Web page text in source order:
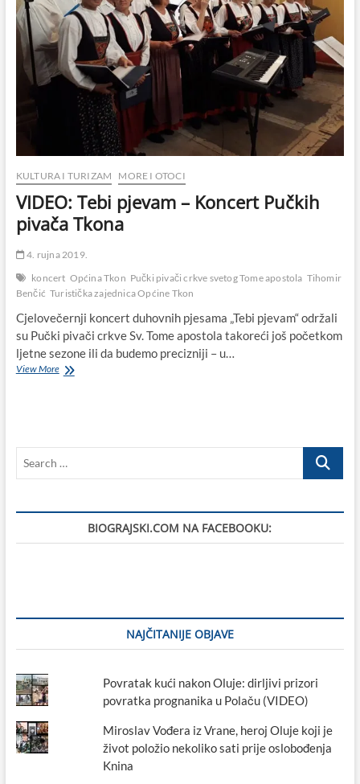
branile
boje
Hrvatske
na
Europskom
mažoret
prvenstvu
Francuskoj
izvrsno
se
plasirale
KULTURA I TURIZAM MORE I OTOCI
VIDEO: Tebi pjevam – Koncert Pučkih
pivača Tkona
4. rujna 2019.
koncert Općina Tkon Pučki pivači crkve svetog Tome apostola Tihomir
Benčić Turistička zajednica Općine Tkon
Cjelovečernji koncert duhovnih pjesama „Tebi pjevam“ održali
su Pučki pivači crkve Sv. Tome apostola takoreći još početkom
ljetne sezone ili da budemo precizniji – u…
View MoreVIDEO:
Tkona
Search
BIOGRAJSKI.COM NA FACEBOOKU:
NAJČITANIJE OBJAVE
Povratak kući nakon Oluje: dirljivi prizori
povratka prognanika u Polaču (VIDEO)
Miroslav Vođera iz Vrane, heroj Oluje koji je
život položio nekoliko sati prije oslobođenja
Knina